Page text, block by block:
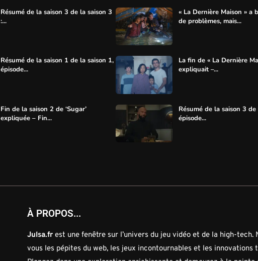
Résumé de la saison 3 de la saison 3
:...
« La Dernière Maison » a
de problèmes, mais...
Résumé de la saison 1 de la saison 1,
épisode...
La fin de « La Dernière
expliquait –...
Fin de la saison 2 de ‘Sugar’
expliquée – Fin...
Résumé de la saison 3
épisode...
À PROPOS...
Julsa.frest une fenêtre sur l’univers du jeu vidéo et de la high-
vous les pépites du web, les jeux incontournables et les